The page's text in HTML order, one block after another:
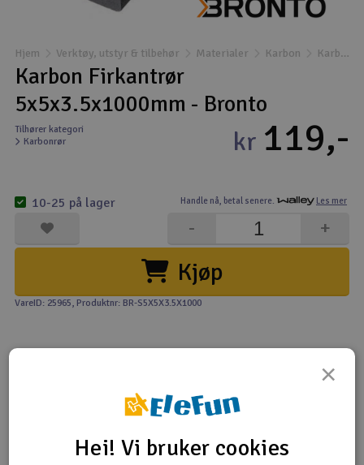
Droner
Droner for FPV
Fly
Helikopter
Kamerautstyr
Modellbygging, LEGO & byggesett
Modelljernbane
Motor & tilbehør
Radioutstyr
Hjem Verktøy, utstyr & tilbehør Materialer Karbon Karbonrør
Karbon Firkantrør
5x5x3.5x1000mm - Bronto
Tilhører kategori
Karbonrør
Handle nå, betal senere. Les mer
kr 119,-
Kjøp
+
-
10-25 på lager
VareID: 25965, Produktnr: BR-S5X5X3.5X1000
Tips en venn Anmeldelser
×
Hei! Vi bruker cookies